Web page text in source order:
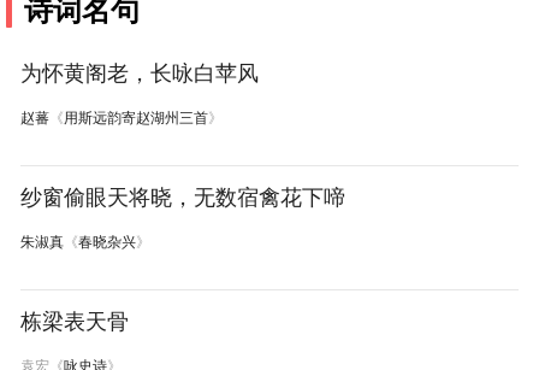
诗词名句
为怀黄阁老，长咏白苹风
赵蕃《用斯远韵寄赵湖州三首》
纱窗偷眼天将晓，无数宿禽花下啼
朱淑真《春晓杂兴》
栋梁表天骨
袁宏《咏史诗》